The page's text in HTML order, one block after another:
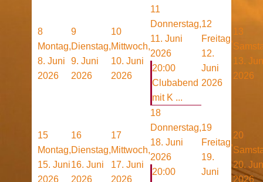
8
Montag,
8. Juni
2026
9
Dienstag,
9. Juni
2026
10
Mittwoch,
10. Juni
2026
11
Donnerstag,
11. Juni
2026
20:00
Clubabend
mit K ...
12
Freitag,
12.
Juni
2026
13
13.
2026
15
Montag,
15. Juni
2026
16
Dienstag,
16. Juni
2026
17
Mittwoch,
17. Juni
2026
18
Donnerstag,
18. Juni
2026
20:00
19
Freitag,
19.
Juni
20
20.
2026